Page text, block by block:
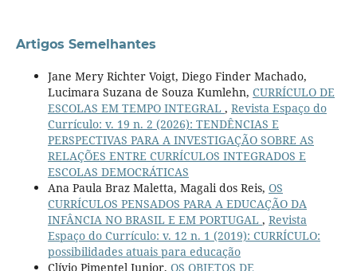
Artigos Semelhantes
Jane Mery Richter Voigt, Diego Finder Machado,
Lucimara Suzana de Souza Kumlehn, CURRÍCULO DE
ESCOLAS EM TEMPO INTEGRAL , Revista Espaço do
Currículo: v. 19 n. 2 (2026): TENDÊNCIAS E
PERSPECTIVAS PARA A INVESTIGAÇÃO SOBRE AS
RELAÇÕES ENTRE CURRÍCULOS INTEGRADOS E
ESCOLAS DEMOCRÁTICAS
Ana Paula Braz Maletta, Magali dos Reis, OS
CURRÍCULOS PENSADOS PARA A EDUCAÇÃO DA
INFÂNCIA NO BRASIL E EM PORTUGAL , Revista
Espaço do Currículo: v. 12 n. 1 (2019): CURRÍCULO:
possibilidades atuais para educação
Clívio Pimentel Junior, OS OBJETOS DE